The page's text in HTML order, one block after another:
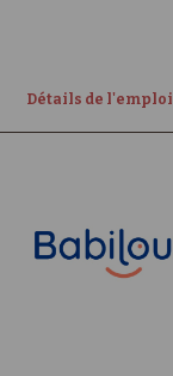
Détails de l'emploi